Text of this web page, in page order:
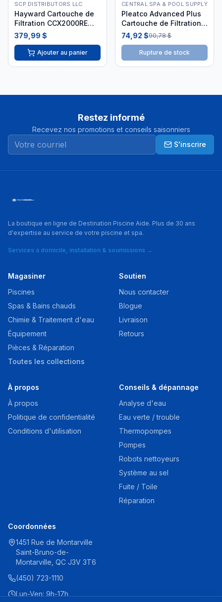
SCP DISTRIBUTORS LLC
Hayward Cartouche de
Filtration CCX2000RE
200 pi²
379,99 $
Ajouter au panier
CENTRAL SPA & POOL SUPPLY
Pleatco Advanced Plus
Cartouche de Filtration
Bullfrog 35
74,92 $90,78 $
Rupture de stock
Restez informé
Recevez nos promotions et conseils saisonniers
S'inscrire
La boutique en ligne de Destination Piscine Aide. Plus de 30 ans
d'expertise au service de votre piscine et spa.
Services à domicile, installation & soumissions →
Magasiner
Piscines
Spas & Bains chauds
Chimie & Traitement d'eau
Équipement
Pièces & Réparation
Toutes les collections
Soutien
Nous contacter
Blogue
Livraison
Retours
À propos
À propos
Politique de confidentialité
Conditions d'utilisation
Conseils & dépannage
Analyse d'eau
Eau verte / trouble
Thermopompes
Pompes
Robots nettoyeurs
Système au sel
Fuite / Toile
Réparation
Coordonnées
1451 Rue de Montarville
Saint-Bruno-de-
Montarville, QC J3V 3T6
(450) 723-1110
Lun-Ven: 9h-17h